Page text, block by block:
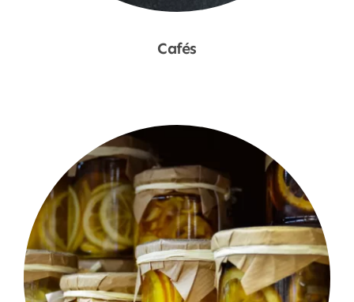
Cafés